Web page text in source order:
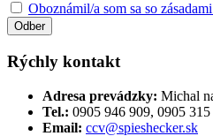
Oboznámil/a som sa so
Rýchly kontakt
Adresa prevádzky: Michal
Tel.: 0905 946 909, 0905 315
Email: ccv@spieshecker.sk